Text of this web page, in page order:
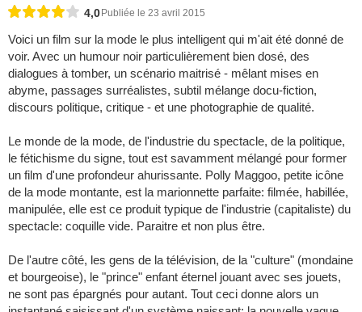
4,0 Publiée le 23 avril 2015
Voici un film sur la mode le plus intelligent qui m'ait été donné de
voir. Avec un humour noir particulièrement bien dosé, des
dialogues à tomber, un scénario maitrisé - mêlant mises en
abyme, passages surréalistes, subtil mélange docu-fiction,
discours politique, critique - et une photographie de qualité.
Le monde de la mode, de l'industrie du spectacle, de la politique,
le fétichisme du signe, tout est savamment mélangé pour former
un film d'une profondeur ahurissante. Polly Maggoo, petite icône
de la mode montante, est la marionnette parfaite: filmée, habillée,
manipulée, elle est ce produit typique de l'industrie (capitaliste) du
spectacle: coquille vide. Paraitre et non plus être.
De l'autre côté, les gens de la télévision, de la "culture" (mondaine
et bourgeoise), le "prince" enfant éternel jouant avec ses jouets,
ne sont pas épargnés pour autant. Tout ceci donne alors un